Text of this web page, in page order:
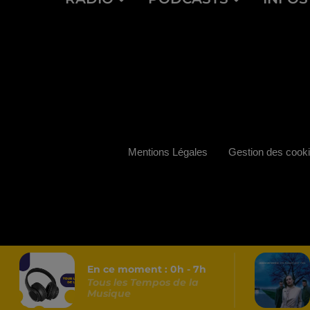
En ce moment : 0h - 7h
Tous les Tempos de la
Musique
Mentions Légales Gestion des